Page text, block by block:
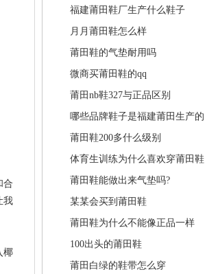
合
我
椰
福建莆田鞋厂生产什么鞋子
月月莆田鞋怎么样
莆田鞋的气垫耐用吗
微商买莆田鞋的qq
莆田nb鞋327与正品区别
哪些品牌鞋子是福建莆田生产的
莆田鞋200多什么级别
体育生训练为什么喜欢穿莆田鞋
莆田鞋能做出来气垫吗?
某某会买到莆田鞋
莆田鞋为什么不能像正品一样
100出头的莆田鞋
莆田白绿的鞋带怎么穿